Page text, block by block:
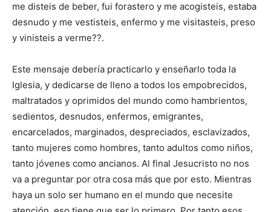
me disteis de beber, fui forastero y me acogisteis, estaba
desnudo y me vestisteis, enfermo y me visitasteis, preso
y vinisteis a verme??.
Este mensaje debería practicarlo y enseñarlo toda la
Iglesia, y dedicarse de lleno a todos los empobrecidos,
maltratados y oprimidos del mundo como hambrientos,
sedientos, desnudos, enfermos, emigrantes,
encarcelados, marginados, despreciados, esclavizados,
tanto mujeres como hombres, tanto adultos como niños,
tanto jóvenes como ancianos. Al final Jesucristo no nos
va a preguntar por otra cosa más que por esto. Mientras
haya un solo ser humano en el mundo que necesite